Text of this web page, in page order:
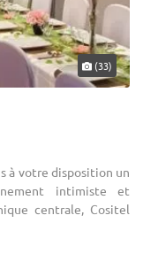
(33)
à votre disposition un
intimiste et
centrale, Cositel